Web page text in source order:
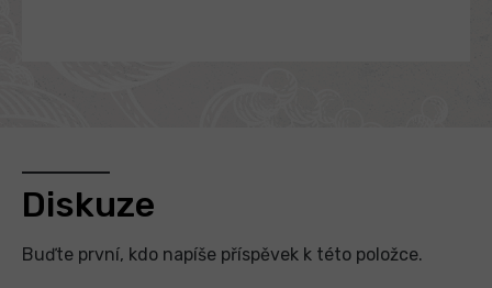
Diskuze
Buďte první, kdo napíše příspěvek k této položce.